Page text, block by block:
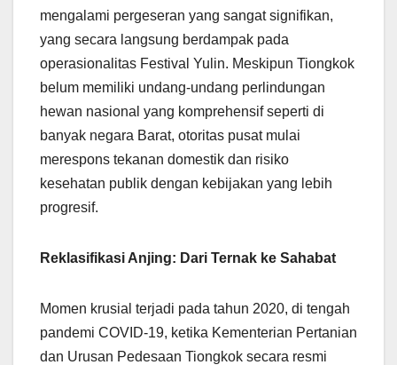
mengalami pergeseran yang sangat signifikan,
yang secara langsung berdampak pada
operasionalitas Festival Yulin. Meskipun Tiongkok
belum memiliki undang-undang perlindungan
hewan nasional yang komprehensif seperti di
banyak negara Barat, otoritas pusat mulai
merespons tekanan domestik dan risiko
kesehatan publik dengan kebijakan yang lebih
progresif.
Reklasifikasi Anjing: Dari Ternak ke Sahabat
Momen krusial terjadi pada tahun 2020, di tengah
pandemi COVID-19, ketika Kementerian Pertanian
dan Urusan Pedesaan Tiongkok secara resmi